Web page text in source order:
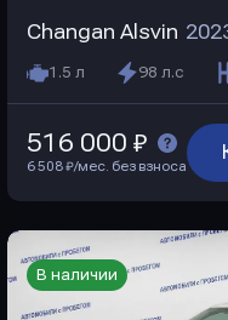
Changan Alsvin
1.5 л 98 л.с
516 000 ₽
6 508 ₽/мес. без взноса
В наличии